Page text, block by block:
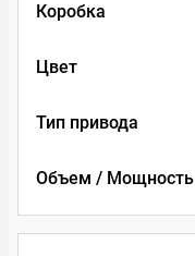
Коробка
Цвет
Тип привода
Объем / Мощность